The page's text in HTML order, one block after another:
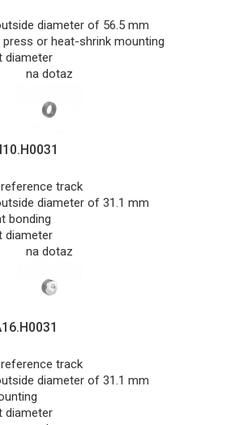
diameter of 56.5 mm
press or heat-shrink mounting
diameter
na dotaz
track
diameter of 31.1 mm
bonding
diameter
na dotaz
track
diameter of 31.1 mm
diameter